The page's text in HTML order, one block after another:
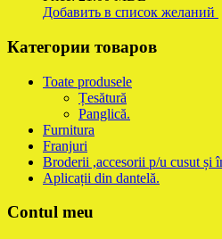
Добавить в список желаний
Категории товаров
Toate produsele
Țesătură
Panglică.
Furnitura
Franjuri
Broderii ,accesorii p/u cusut și
Aplicații din dantelă.
Contul meu